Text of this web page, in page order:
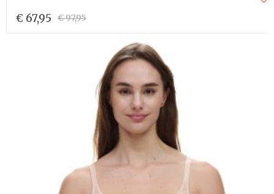
€ 67,95 € 97,95